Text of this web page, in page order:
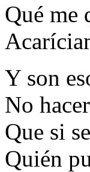
Qué me
Y son
No
Que si
Quién